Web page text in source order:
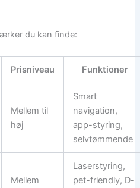
du kan finde:
Prisniveau Funktioner
Mellem til
høj
Smart
navigation,
app-styring,
selvtømmende
Mellem
Laserstyring,
pet-friendly, D-